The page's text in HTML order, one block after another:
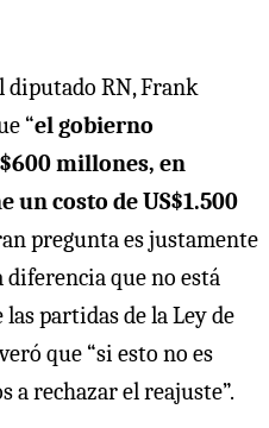
diputado RN, Frank
“el gobierno
millones, en
costo de US$1.500
pregunta es justamente
diferencia que no está
partidas de la Ley de
que “si esto no es
a rechazar el reajuste”.